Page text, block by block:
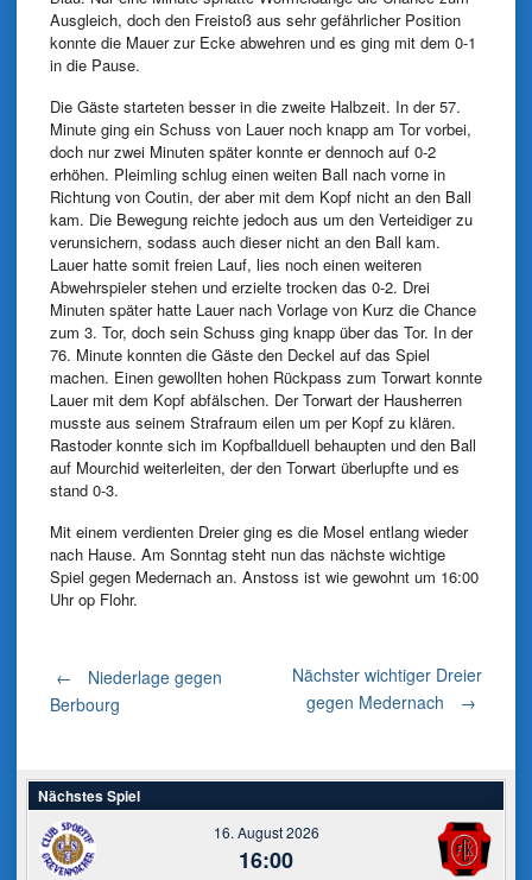
Ausgleich, doch den Freistoß aus sehr gefährlicher Position
konnte die Mauer zur Ecke abwehren und es ging mit dem 0-1
in die Pause.
Die Gäste starteten besser in die zweite Halbzeit. In der 57.
Minute ging ein Schuss von Lauer noch knapp am Tor vorbei,
doch nur zwei Minuten später konnte er dennoch auf 0-2
erhöhen. Pleimling schlug einen weiten Ball nach vorne in
Richtung von Coutin, der aber mit dem Kopf nicht an den Ball
kam. Die Bewegung reichte jedoch aus um den Verteidiger zu
verunsichern, sodass auch dieser nicht an den Ball kam.
Lauer hatte somit freien Lauf, lies noch einen weiteren
Abwehrspieler stehen und erzielte trocken das 0-2. Drei
Minuten später hatte Lauer nach Vorlage von Kurz die Chance
zum 3. Tor, doch sein Schuss ging knapp über das Tor. In der
76. Minute konnten die Gäste den Deckel auf das Spiel
machen. Einen gewollten hohen Rückpass zum Torwart konnte
Lauer mit dem Kopf abfälschen. Der Torwart der Hausherren
musste aus seinem Strafraum eilen um per Kopf zu klären.
Rastoder konnte sich im Kopfballduell behaupten und den Ball
auf Mourchid weiterleiten, der den Torwart überlupfte und es
stand 0-3.
Mit einem verdienten Dreier ging es die Mosel entlang wieder
nach Hause. Am Sonntag steht nun das nächste wichtige
Spiel gegen Medernach an. Anstoss ist wie gewohnt um 16:00
Uhr op Flohr.
Post
←
Niederlage gegen
Berbourg
Nächster wichtiger Dreier
gegen Medernach
→
Nächstes Spiel
16. August 2026
16:00